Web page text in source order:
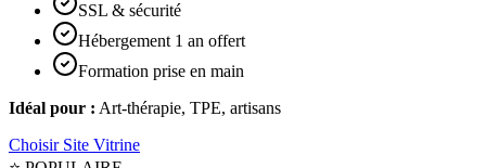
SSL & sécurité
Hébergement 1 an offert
Formation prise en main
Idéal pour : Art-thérapie, TPE, artisans
Choisir Site Vitrine